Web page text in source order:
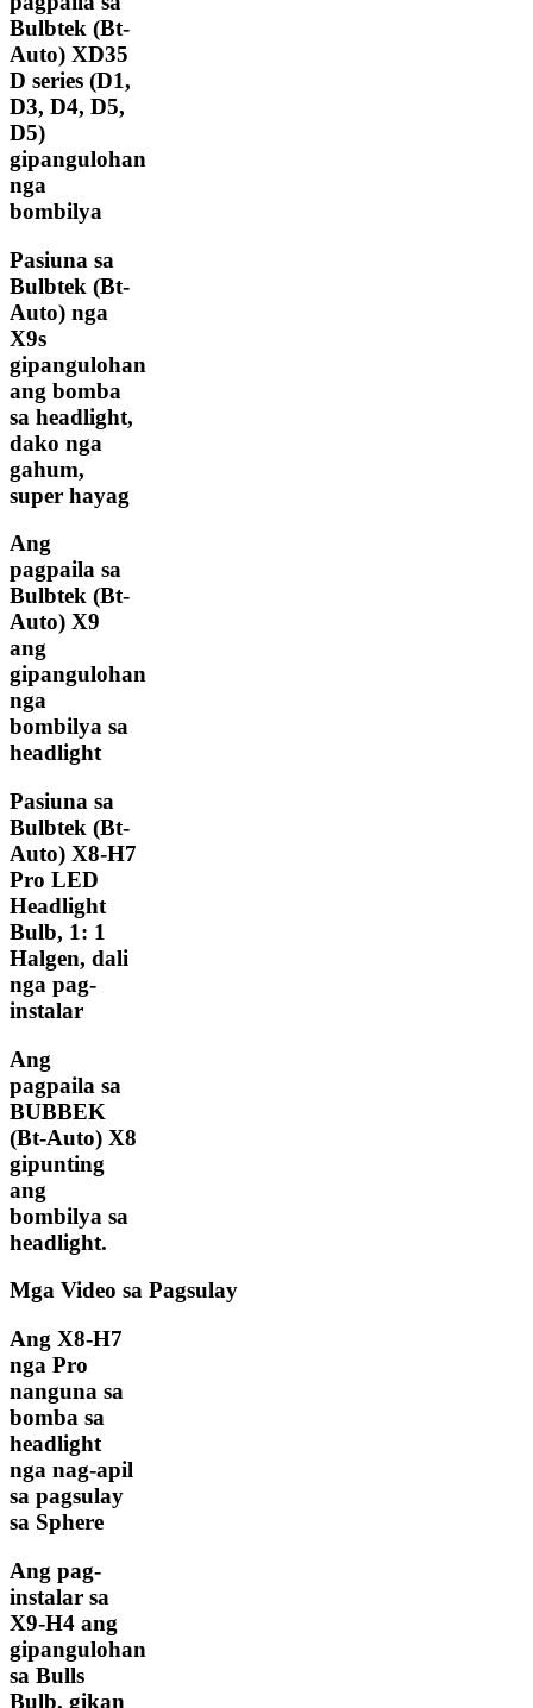
Bulbtek (Bt-
Auto) XD35
D series (D1,
D3, D4, D5,
D5)
gipangulohan
nga
bombilya
Pasiuna sa
Bulbtek (Bt-
Auto) nga
X9s
gipangulohan
ang bomba
sa headlight,
dako nga
gahum,
super hayag
Ang
pagpaila sa
Bulbtek (Bt-
Auto) X9
ang
gipangulohan
nga
bombilya sa
headlight
Pasiuna sa
Bulbtek (Bt-
Auto) X8-H7
Pro LED
Headlight
Bulb, 1: 1
Halgen, dali
nga pag-
instalar
Ang
pagpaila sa
BUBBEK
(Bt-Auto) X8
gipunting
ang
bombilya sa
headlight.
Mga Video sa Pagsulay
Ang X8-H7
nga Pro
nanguna sa
bomba sa
headlight
nga nag-apil
sa pagsulay
sa Sphere
Ang pag-
instalar sa
X9-H4 ang
gipangulohan
sa Bulls
Bulb, gikan